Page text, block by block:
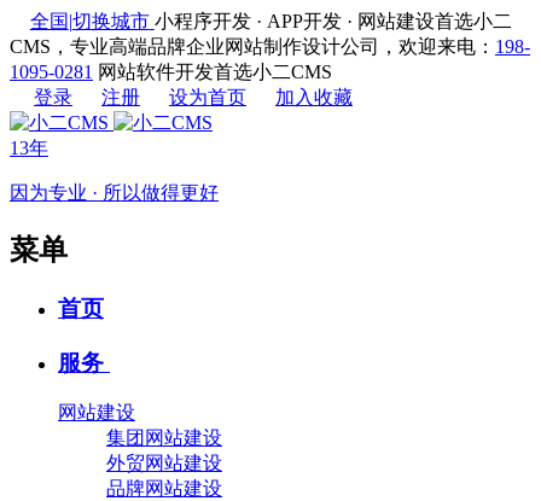
全国|切换城市 小程序开发 · APP开发 · 网站建设首选小二
CMS，专业高端品牌企业网站制作设计公司，欢迎来电： 198-
1095-0281 网站软件开发首选小二CMS
登录
注册 设为首页 加入收藏
13年
因为专业 · 所以做得更好
菜单
首页
服务
网站建设
集团网站建设
外贸网站建设
品牌网站建设